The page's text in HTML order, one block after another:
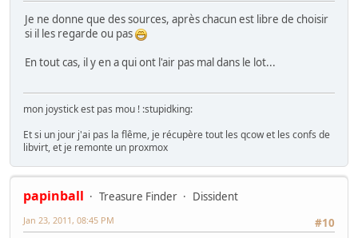
Je ne donne que des sources, après chacun est libre de choisir
si il les regarde ou pas
En tout cas, il y en a qui ont l'air pas mal dans le lot...
mon joystick est pas mou ! :stupidking:
Et si un jour j'ai pas la flême, je récupère tout les qcow et les confs de
libvirt, et je remonte un proxmox
papinball Treasure Finder
Dissident
#10
Jan 23, 2011, 08:45 PM